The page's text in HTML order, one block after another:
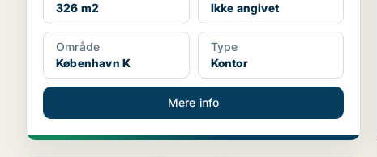
326 m2
Ikke angivet
Område
København K
Type
Kontor
Mere info